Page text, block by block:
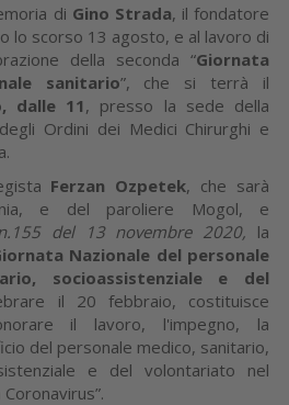
di Gino Strada, il fondatore
lo scorso 13 agosto, e al lavoro di
della seconda “Giornata
sanitario”, che si terrà il
dalle 11 , presso la sede della
Ordini dei Medici Chirurghi e
Ferzan Ozpetek, che sarà
e del paroliere Mogol, e
del 13 novembre 2020, la
Nazionale del personale
socioassistenziale e del
il 20 febbraio, costituisce
il lavoro, l'impegno, la
del personale medico, sanitario,
e del volontariato nel